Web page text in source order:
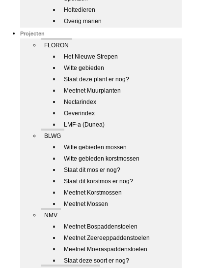
Holtedieren
Overig marien
Projecten
FLORON
Het Nieuwe Strepen
Witte gebieden
Staat deze plant er nog?
Meetnet Muurplanten
Nectarindex
Oeverindex
LMF-a (Dunea)
BLWG
Witte gebieden mossen
Witte gebieden korstmossen
Staat dit mos er nog?
Staat dit korstmos er nog?
Meetnet Korstmossen
Meetnet Mossen
NMV
Meetnet Bospaddenstoelen
Meetnet Zeereeppaddenstoelen
Meetnet Moeraspaddenstoelen
Staat deze soort er nog?